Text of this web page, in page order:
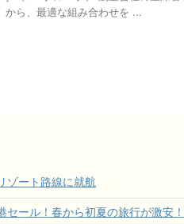
から、最適な組み合わせを ...
ゾート路線に就航
セール！春から初夏の旅行が激安！